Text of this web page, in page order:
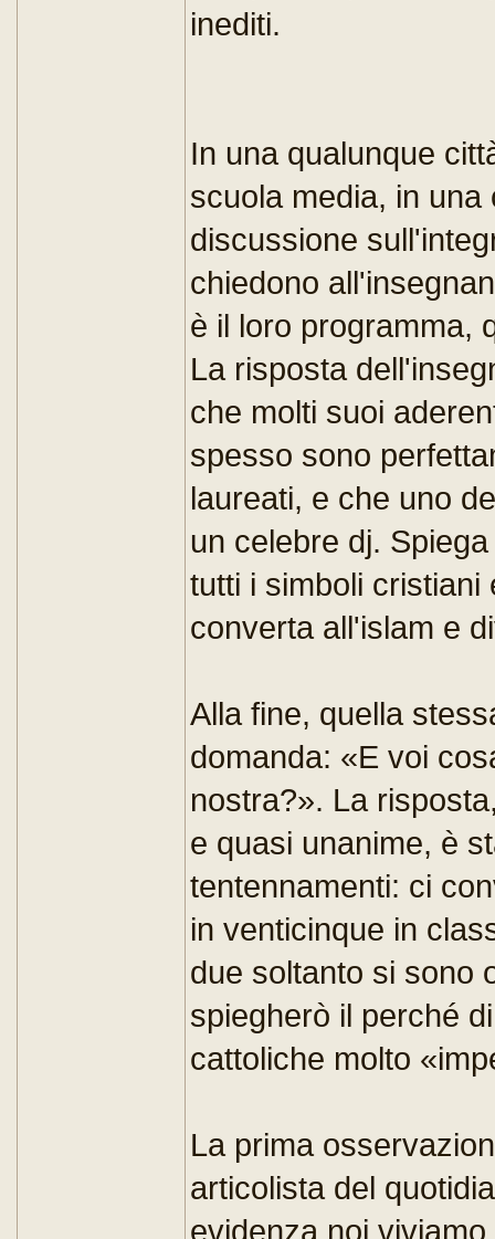
inediti.
In una qualunque
scuola media, in
discussione
chiedono
è il loro programma,
La risposta
che molti suoi
spesso sono
laureati, e che uno
un celebre dj.
tutti i simboli
converta all'islam e
Alla fine, quella
domanda: «E voi
nostra?». La
e quasi unanime, è
tentennamenti: ci
in venticinque in
due soltanto si sono
spiegherò il perché
cattoliche molto
La prima
articolista del
evidenza noi